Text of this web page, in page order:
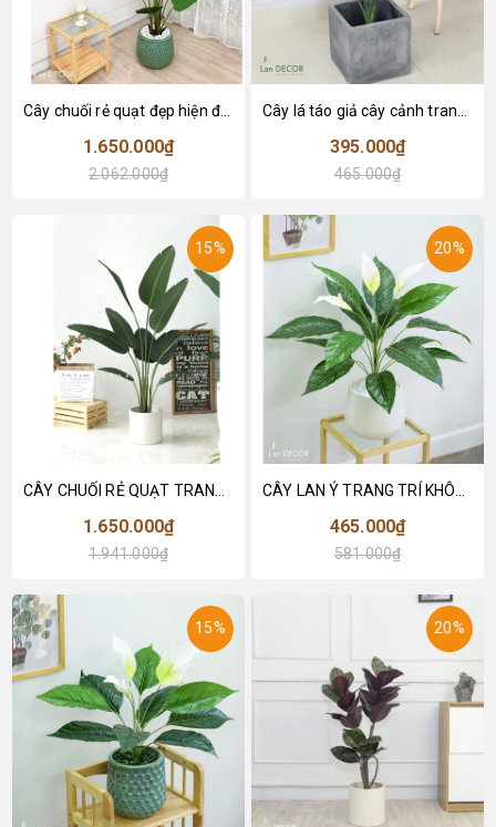
Cây chuối rẻ quạt đẹp hiện đại trang trí 1m8 - LC3019 (Gồm 12 lá)
1.650.000₫
2.062.000₫
395.000₫
465.000₫
15%
1.650.000₫
1.941.000₫
20%
465.000₫
581.000₫
15% 20%